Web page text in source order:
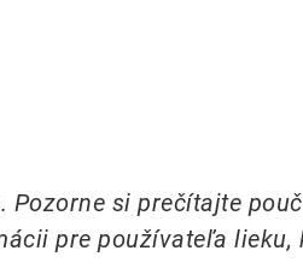
Pozorne si prečítajte
pre používateľa lieku,